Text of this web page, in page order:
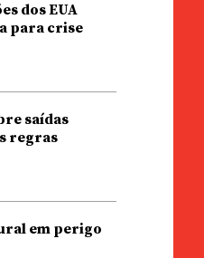
dos EUA
para crise
saídas
regras
em perigo